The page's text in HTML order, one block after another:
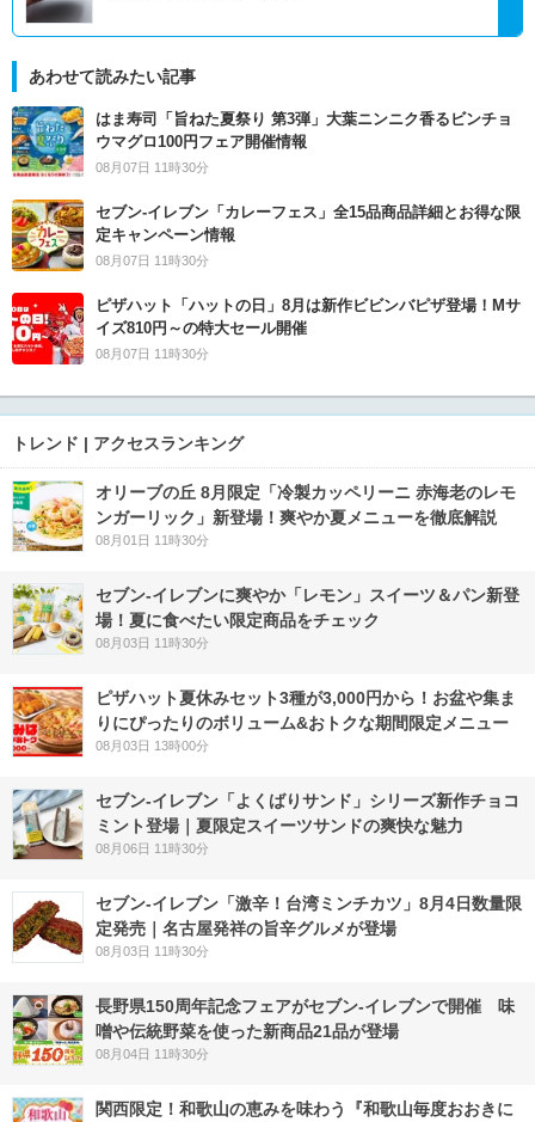
あわせて読みたい記事
はま寿司「旨ねた夏祭り 第3弾」大葉ニンニク香るビンチョ
ウマグロ100円フェア開催情報
08月07日 11時30分
セブン‐イレブン「カレーフェス」全15品商品詳細とお得な限
定キャンペーン情報
08月07日 11時30分
ピザハット「ハットの日」8月は新作ビビンバピザ登場！Mサ
イズ810円～の特大セール開催
08月07日 11時30分
トレンド | アクセスランキング
オリーブの丘 8月限定「冷製カッペリーニ 赤海老のレモ
ンガーリック」新登場！爽やか夏メニューを徹底解説
08月01日 11時30分
セブン‐イレブンに爽やか「レモン」スイーツ＆パン新登
場！夏に食べたい限定商品をチェック
08月03日 11時30分
ピザハット夏休みセット3種が3,000円から！お盆や集ま
りにぴったりのボリューム&おトクな期間限定メニュー
08月03日 13時00分
セブン‐イレブン「よくばりサンド」シリーズ新作チョコ
ミント登場｜夏限定スイーツサンドの爽快な魅力
08月06日 11時30分
セブン-イレブン「激辛！台湾ミンチカツ」8月4日数量限
定発売｜名古屋発祥の旨辛グルメが登場
08月03日 11時30分
長野県150周年記念フェアがセブン-イレブンで開催 味
噌や伝統野菜を使った新商品21品が登場
08月04日 11時30分
関西限定！和歌山の恵みを味わう『和歌山毎度おおきに